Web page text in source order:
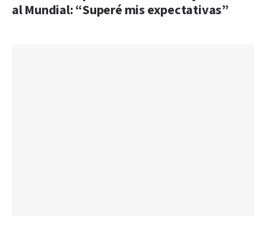
al Mundial: “Superé mis expectativas”